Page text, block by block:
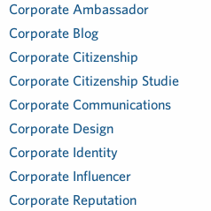
Corporate Ambassador
Corporate Blog
Corporate Citizenship
Corporate Citizenship Studie
Corporate Communications
Corporate Design
Corporate Identity
Corporate Influencer
Corporate Reputation